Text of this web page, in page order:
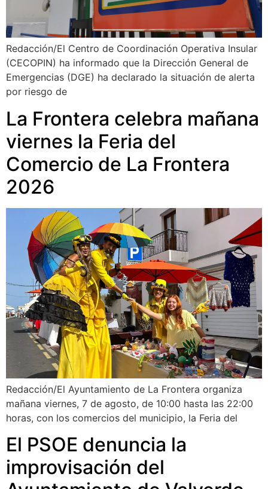
Redacción/El Centro de Coordinación Operativa Insular
(CECOPIN) ha informado que la Dirección General de
Emergencias (DGE) ha declarado la situación de alerta
por riesgo de
La Frontera celebra mañana
viernes la Feria del
Comercio de La Frontera
2026
Redacción/El Ayuntamiento de La Frontera organiza
mañana viernes, 7 de agosto, de 10:00 hasta las 22:00
horas, con los comercios del municipio, la Feria del
El PSOE denuncia la
improvisación del